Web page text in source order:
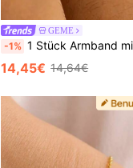
GEME
-1% 1 Stück Armband mit herzförmigem Zirkonia, Muttertagsgeschenk, exquisiter Damen-Armband, personalisierter Schmuck,
14,45€ 14,64€